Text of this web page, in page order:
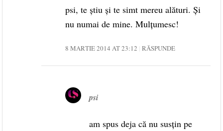
psi, te știu și te simt mereu alături. Și
nu numai de mine. Mulțumesc!
8 MARTIE 2014 AT 23:12 RĂSPUNDE
psi
am spus deja că nu susţin pe